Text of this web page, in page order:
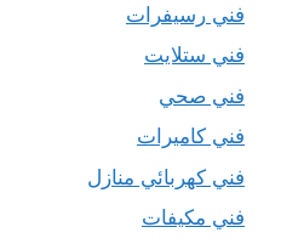
فني رسيفرات
فني ستلايت
فني صحي
فني كاميرات
فني كهربائي منازل
فني مكيفات